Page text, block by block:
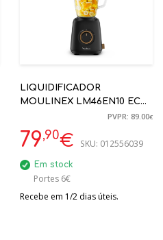
LIQUIDIFICADOR
MOULINEX LM46EN10 ECO
RESPECT VIDRO TERMO
RESISTENTE 800W 4
LAMINAS 1.75L
PVPR: 89.00€
79,90€ SKU: 012556039
Em stock
Portes 6€
Recebe em 1/2 dias úteis.